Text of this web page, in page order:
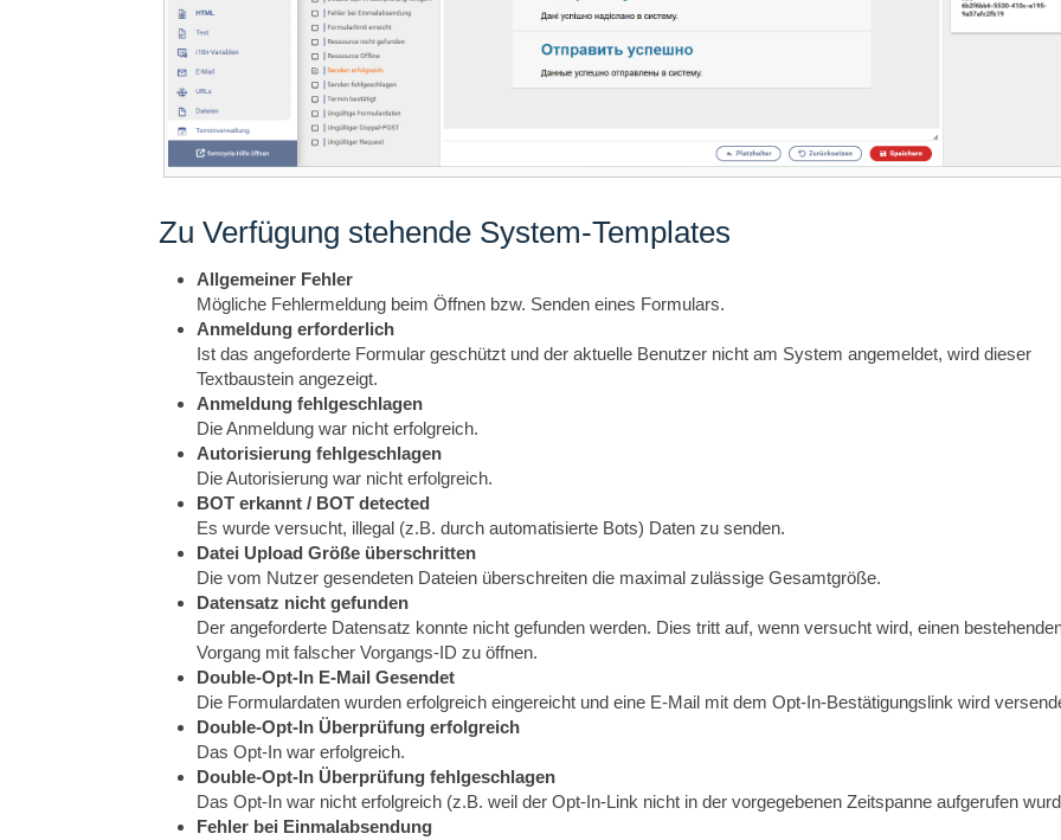
Zu Verfügung stehende System-Templates
Allgemeiner Fehler
Mögliche Fehlermeldung beim Öffnen bzw. Senden eines Formulars.
Anmeldung erforderlich
Ist das angeforderte Formular geschützt und der aktuelle Benutzer nicht am System angemeldet, wird dieser
Textbaustein angezeigt.
Anmeldung fehlgeschlagen
Die Anmeldung war nicht erfolgreich.
Autorisierung fehlgeschlagen
Die Autorisierung war nicht erfolgreich.
BOT erkannt / BOT detected
Es wurde versucht, illegal (z.B. durch automatisierte Bots) Daten zu senden.
Datei Upload Größe überschritten
Die vom Nutzer gesendeten Dateien überschreiten die maximal zulässige Gesamtgröße.
Datensatz nicht gefunden
Der angeforderte Datensatz konnte nicht gefunden werden. Dies tritt auf, wenn versucht wird, einen
Vorgang mit falscher Vorgangs-ID zu öffnen.
Double-Opt-In E-Mail Gesendet
Die Formulardaten wurden erfolgreich eingereicht und eine E-Mail mit dem Opt-In-Bestätigungslink wird
Double-Opt-In Überprüfung erfolgreich
Das Opt-In war erfolgreich.
Double-Opt-In Überprüfung fehlgeschlagen
Das Opt-In war nicht erfolgreich (z.B. weil der Opt-In-Link nicht in der vorgegebenen Zeitspanne aufgerufen
Fehler bei Einmalabsendung